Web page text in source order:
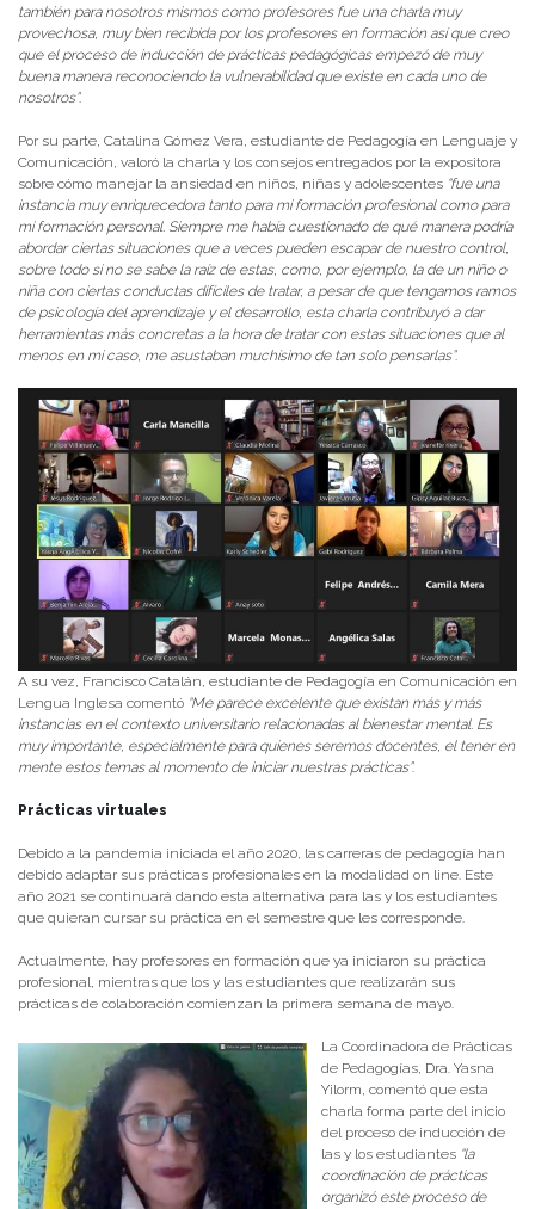
también para nosotros mismos como profesores fue una charla muy
provechosa, muy bien recibida por los profesores en formación así que creo
que el proceso de inducción de prácticas pedagógicas empezó de muy
buena manera reconociendo la vulnerabilidad que existe en cada uno de
nosotros”.
Por su parte, Catalina Gómez Vera, estudiante de Pedagogía en Lenguaje y
Comunicación, valoró la charla y los consejos entregados por la expositora
sobre cómo manejar la ansiedad en niños, niñas y adolescentes “fue una
instancia muy enriquecedora tanto para mi formación profesional como para
mi formación personal. Siempre me había cuestionado de qué manera podría
abordar ciertas situaciones que a veces pueden escapar de nuestro control,
sobre todo si no se sabe la raíz de estas, como, por ejemplo, la de un niño o
niña con ciertas conductas difíciles de tratar, a pesar de que tengamos ramos
de psicología del aprendizaje y el desarrollo, esta charla contribuyó a dar
herramientas más concretas a la hora de tratar con estas situaciones que al
menos en mi caso, me asustaban muchísimo de tan solo pensarlas”.
A su vez, Francisco Catalán, estudiante de Pedagogía en Comunicación en
Lengua Inglesa comentó “Me parece excelente que existan más y más
instancias en el contexto universitario relacionadas al bienestar mental. Es
muy importante, especialmente para quienes seremos docentes, el tener en
mente estos temas al momento de iniciar nuestras prácticas”.
Prácticas virtuales
Debido a la pandemia iniciada el año 2020, las carreras de pedagogía han
debido adaptar sus prácticas profesionales en la modalidad on line. Este
año 2021 se continuará dando esta alternativa para las y los estudiantes
que quieran cursar su práctica en el semestre que les corresponde.
Actualmente, hay profesores en formación que ya iniciaron su práctica
profesional, mientras que los y las estudiantes que realizarán sus
prácticas de colaboración comienzan la primera semana de mayo.
La Coordinadora de Prácticas
de Pedagogías, Dra. Yasna
Yilorm, comentó que esta
charla forma parte del inicio
del proceso de inducción de
las y los estudiantes “la
coordinación de prácticas
organizó este proceso de